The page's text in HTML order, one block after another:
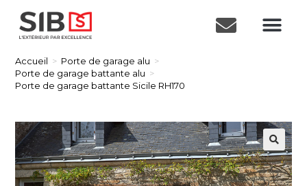
Accueil > Porte de garage alu >
Porte de garage battante alu >
Porte de garage battante Sicile RH170
🔍